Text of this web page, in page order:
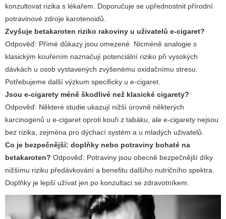
konzultovat rizika s lékařem. Doporučuje se upřednostnit přírodní
potravinové zdroje karotenoidů.
Zvyšuje betakaroten riziko rakoviny u uživatelů e-cigaret?
Odpověď: Přímé důkazy jsou omezené. Nicméně analogie s
klasickým kouřením naznačují potenciální riziko při vysokých
dávkách u osob vystavených zvýšenému oxidačnímu stresu.
Potřebujeme další výzkum specificky u e-cigaret.
Jsou e-cigarety méně škodlivé než klasické cigarety?
Odpověď: Některé studie ukazují nižší úrovně některých
karcinogenů u e-cigaret oproti kouři z tabáku, ale e-cigarety nejsou
bez rizika, zejména pro dýchací systém a u mladých uživatelů.
Co je bezpečnější: doplňky nebo potraviny bohaté na
betakaroten? Odpověď: Potraviny jsou obecně bezpečnější díky
nižšímu riziku předávkování a benefitu dalšího nutričního spektra.
Doplňky je lepší užívat jen po konzultaci se zdravotníkem.